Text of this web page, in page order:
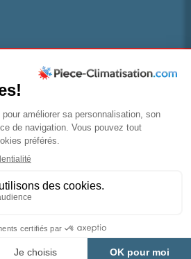
professionnel ?
particulières en ouvrant un compte
pro
Mentions légales|Conditions
| Politique de confidentialité